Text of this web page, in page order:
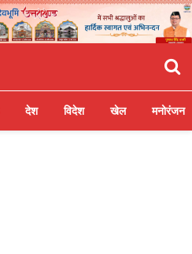
देश विदेश खेल मनोरंजन